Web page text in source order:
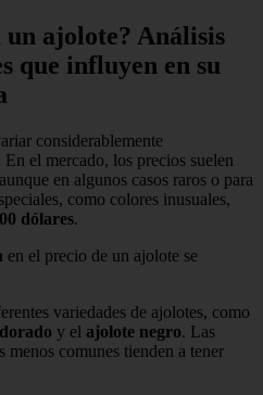
un ajolote? Análisis
que influyen en su
considerablemente
el mercado, los precios suelen
en algunos casos raros o para
como colores inusuales,
dólares.
en el precio de un ajolote se
variedades de ajolotes, como
y el ajolote negro. Las
menos comunes tienden a tener